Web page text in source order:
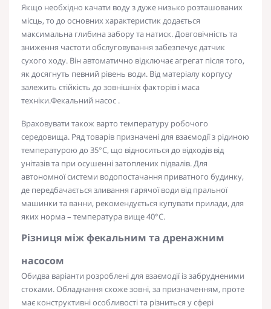
Якщо необхідно качати воду з дуже низько розташованих
місць, то до основних характеристик додається
максимальна глибина забору та натиск. Довговічність та
зниження частоти обслуговування забезпечує датчик
сухого ходу. Він автоматично відключає агрегат після того,
як досягнуть певний рівень води. Від матеріалу корпусу
залежить стійкість до зовнішніх факторів і маса
техніки.Фекальний насос .
Враховувати також варто температуру робочого
середовища. Ряд товарів призначені для взаємодії з рідиною
температурою до 35°C, що відноситься до відходів від
унітазів та при осушенні затоплених підвалів. Для
автономної системи водопостачання приватного будинку,
де передбачається зливання гарячої води від пральної
машинки та ванни, рекомендується купувати прилади, для
яких норма – температура вище 40°C.
Різниця між фекальним та дренажним
насосом
Обидва варіанти розроблені для взаємодії із забрудненими
стоками. Обладнання схоже зовні, за призначенням, проте
має конструктивні особливості та різниться у сфері